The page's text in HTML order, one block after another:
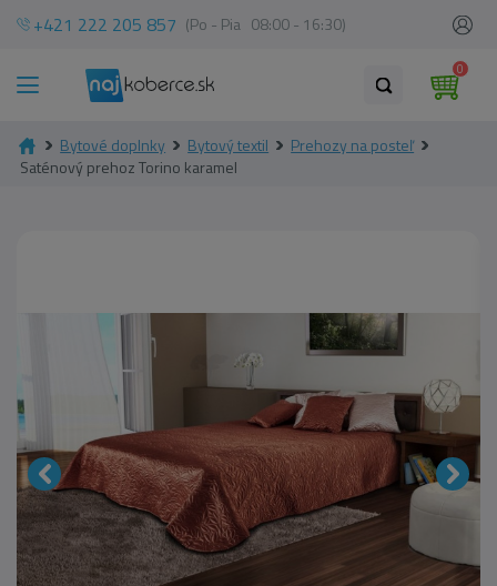
+421 222 205 857 (Po - Pia 08:00 - 16:30)
0
Bytové doplnky Bytový textil
Prehozy na posteľ
Saténový prehoz Torino karamel